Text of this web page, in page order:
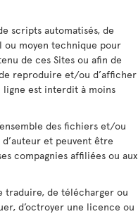
scripts automatisés, de
ou moyen technique pour
de ces Sites ou afin de
reproduire et/ou d’afficher
est interdit à moins
des fichiers et/ou
et peuvent être
compagnies affiliées ou aux
traduire, de télécharger ou
d’octroyer une licence ou